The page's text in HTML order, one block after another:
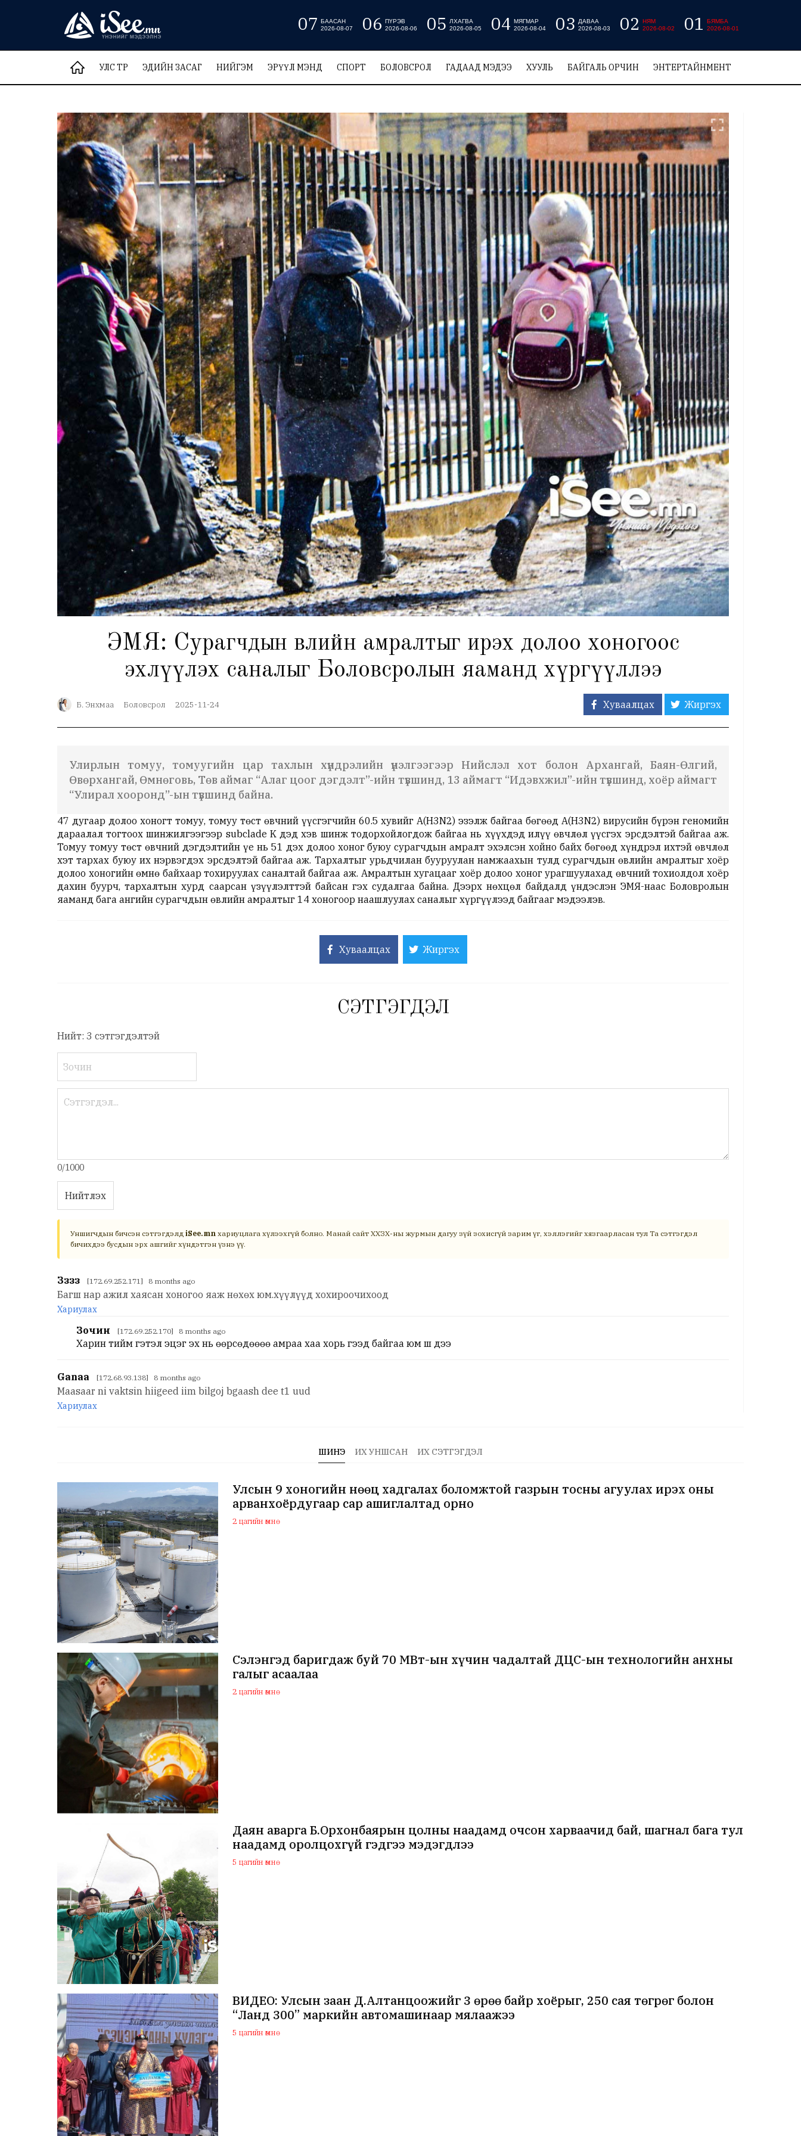
07 БААСАН
2026-08-07
06 ПҮРЭВ
2026-08-06
05
ЛХАГВА
2026-08-05
04 МЯГМАР
2026-08-04
03
ДАВАА
2026-08-03
02
НЯМ
2026-08-02
01
БЯМБА
2026-08-01
УЛС ТӨР ЭДИЙН ЗАСАГ НИЙГЭМ ЭРҮҮЛ МЭНД СПОРТ БОЛОВСРОЛ ГАДААД МЭДЭЭ ХУУЛЬ БАЙГАЛЬ ОРЧИН ЭНТЕРТАЙНМЕНТ
ЭМЯ: Сурагчдын өвлийн амралтыг ирэх долоо хоногоос
эхлүүлэх саналыг Боловсролын яаманд хүргүүллээ
Б. Энхмаа Боловсрол 2025-11-24 Хуваалцах Жиргэх
Улирлын томуу, томуугийн цар тахлын хүндрэлийн үнэлгээгээр Нийслэл хот болон Архангай, Баян-Өлгий,
Өвөрхангай, Өмнөговь, Төв аймаг “Алаг цоог дэгдэлт”-ийн түвшинд, 13 аймагт “Идэвхжил”-ийн түвшинд, хоёр аймагт
“Улирал хооронд”-ын түвшинд байна.
47 дугаар долоо хоногт томуу, томуу төст өвчний үүсгэгчийн 60.5 хувийг A(H3N2) эзэлж байгаа бөгөөд А(H3N2) вирусийн бүрэн геномийн
дараалал тогтоох шинжилгээгээр subclade K дэд хэв шинж тодорхойлогдож байгаа нь хүүхдэд илүү өвчлөл үүсгэх эрсдэлтэй байгаа аж.
Томуу томуу төст өвчний дэгдэлтийн үе нь 51 дэх долоо хоног буюу сурагчдын амралт эхэлсэн хойно байх бөгөөд хүндрэл ихтэй өвчлөл
хэт тархах буюу их нэрвэгдэх эрсдэлтэй байгаа аж. Тархалтыг урьдчилан бууруулан намжаахын тулд сурагчдын өвлийн амралтыг хоёр
долоо хоногийн өмнө байхаар тохируулах саналтай байгаа аж. Амралтын хугацааг хоёр долоо хоног урагшуулахад өвчний тохиолдол хоёр
дахин буурч, тархалтын хурд саарсан үзүүлэлттэй байсан гэх судалгаа байна. Дээрх нөхцөл байдалд үндэслэн ЭМЯ-наас Боловролын
яаманд бага ангийн сурагчдын өвлийн амралтыг 14 хоногоор наашлуулах саналыг хүргүүлээд байгааг мэдээлэв.
Хуваалцах Жиргэх
СЭТГЭГДЭЛ
Нийт: 3 сэтгэгдэлтэй
0/1000
Нийтлэх
Уншигчдын бичсэн сэтгэгдэлд iSee.mn хариуцлага хүлээхгүй болно. Манай сайт ХХЗХ-ны журмын дагуу зүй зохисгүй зарим үг, хэллэгийг хязгаарласан тул Та сэтгэгдэл
бичихдээ бусдын эрх ашгийг хүндэтгэн үзнэ үү.
Зззз [172.69.252.171] 8 months ago
Багш нар ажил хаясан хоногоо яаж нөхөх юм.хүүлүүд хохироочихоод
Хариулах
Зочин [172.69.252.170] 8 months ago
Харин тийм гэтэл эцэг эх нь өөрсөдөөөө амраа хаа хорь гээд байгаа юм ш дээ
Ganaa [172.68.93.138] 8 months ago
Maasaar ni vaktsin hiigeed iim bilgoj bgaash dee t1 uud
Хариулах
ШИНЭ ИХ УНШСАН ИХ СЭТГЭГДЭЛ
Улсын 9 хоногийн нөөц хадгалах боломжтой газрын тосны агуулах ирэх оны
арванхоёрдугаар сар ашиглалтад орно
2 цагийн өмнө
Сэлэнгэд баригдаж буй 70 МВт-ын хүчин чадалтай ДЦС-ын технологийн анхны
галыг асаалаа
2 цагийн өмнө
Даян аварга Б.Орхонбаярын цолны наадамд очсон харваачид бай, шагнал бага тул
наадамд оролцохгүй гэдгээ мэдэгдлээ
5 цагийн өмнө
ВИДЕО: Улсын заан Д.Алтанцоожийг 3 өрөө байр хоёрыг, 250 сая төгрөг болон
“Ланд 300” маркийн автомашинаар мялаажээ
5 цагийн өмнө